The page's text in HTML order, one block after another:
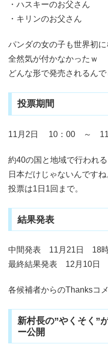
・ハスキーのお父さん
・キリンのお父さん
パンダの女の子も世界初に
全然気が付かなかったｗ
どんな形で発売されるんで
投票期間
11月2日 10：00 ～ 11
約40の国と地域で行われる
日本だけじゃないんですね
投票は1日1回まで。
結果発表
中間発表 11月21日 18
最終結果発表 12月10日
各候補者からのThanksコ
新村長の”やくそく”
ー公開